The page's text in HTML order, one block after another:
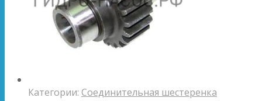
Категории: Соединительная шестеренка